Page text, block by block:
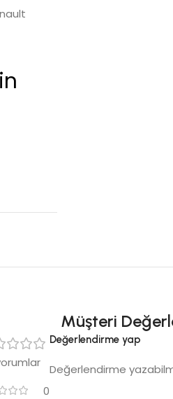
Müşteri
0
Değerlendirme yap
Değerlendirme